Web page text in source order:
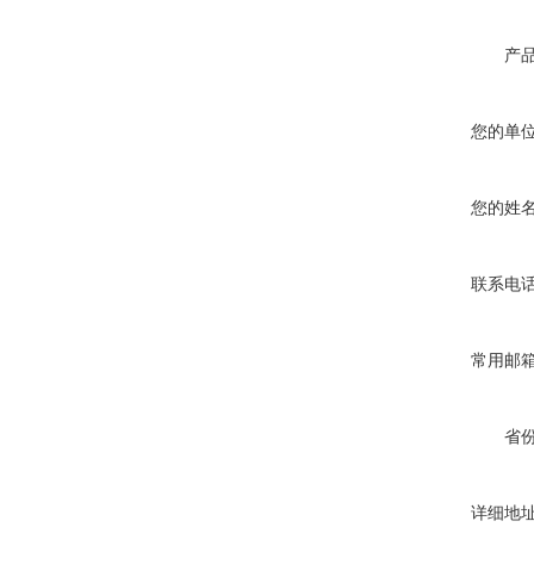
产
您的单
您的姓
联系电
常用邮
省
详细地